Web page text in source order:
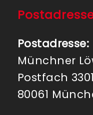
Postadresse:
Münchner
Postfach
80061